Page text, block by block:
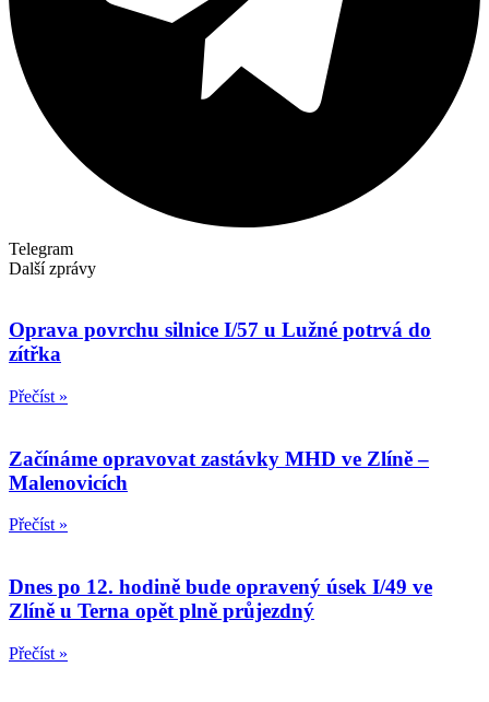
Telegram
Další zprávy
Oprava povrchu silnice I/57 u Lužné potrvá do
zítřka
Přečíst »
Začínáme opravovat zastávky MHD ve Zlíně –
Malenovicích
Přečíst »
Dnes po 12. hodině bude opravený úsek I/49 ve
Zlíně u Terna opět plně průjezdný
Přečíst »